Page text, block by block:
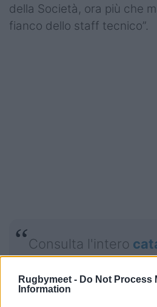
Rugbymeet - Do Not Process
Information
della Società, ora più che
fianco dello staff tecnico”.
Consulta l'intero
livello